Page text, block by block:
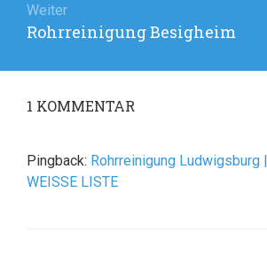
Weiter
Nächster
Rohrreinigung Besigheim
1 KOMMENTAR
Pingback: Rohrreinigung Ludwigsburg
WEISSE LISTE